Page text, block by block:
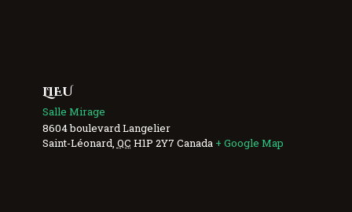
LIEU
Salle Mirage
8604 boulevard Langelier
Saint-Léonard QC H1P 2Y7 Canada + Google Map